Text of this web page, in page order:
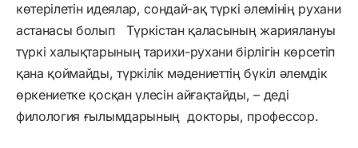
көтерілетін идеялар, сондай-ақ түркі әлемінің рухани
астанасы болып Түркістан қаласының жариялануы
түркі халықтарының тарихи-рухани бірлігін көрсетіп
қана қоймайды, түркілік мәдениеттің бүкіл әлемдік
өркениетке қосқан үлесін айғақтайды, – деді
филология ғылымдарының докторы, профессор.